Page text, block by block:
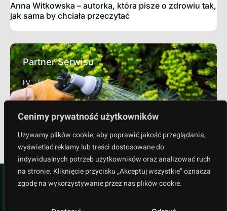
Cenimy prywatność użytkowników
Używamy plików cookie, aby poprawić jakość przeglądania,
wyświetlać reklamy lub treści dostosowane do
indywidualnych potrzeb użytkowników oraz analizować ruch
na stronie. Kliknięcie przycisku „Akceptuj wszystkie” oznacza
zgodę na wykorzystywanie przez nas plików cookie.
Anna Witkowska – autorka, która pisze o zdrowiu tak,
jak sama by chciała przeczytać
Partner Serwisu
LV
Sprawdź